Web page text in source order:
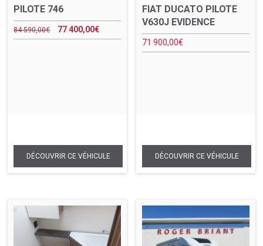
PILOTE 746
84 590,00€ 77 400,00€
FIAT DUCATO PILOTE
V630J EVIDENCE
71 900,00€